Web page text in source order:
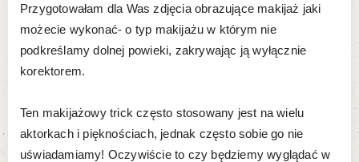
Przygotowałam dla Was zdjęcia obrazujące makijaż jaki
możecie wykonać- o typ makijażu w którym nie
podkreślamy dolnej powieki, zakrywając ją wyłącznie
korektorem.
Ten makijażowy trick często stosowany jest na wielu
aktorkach i pięknościach, jednak często sobie go nie
uświadamiamy! Oczywiście to czy będziemy wyglądać w